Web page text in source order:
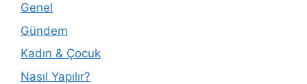
Genel
Gündem
Kadın & Çocuk
Nasıl Yapılır?